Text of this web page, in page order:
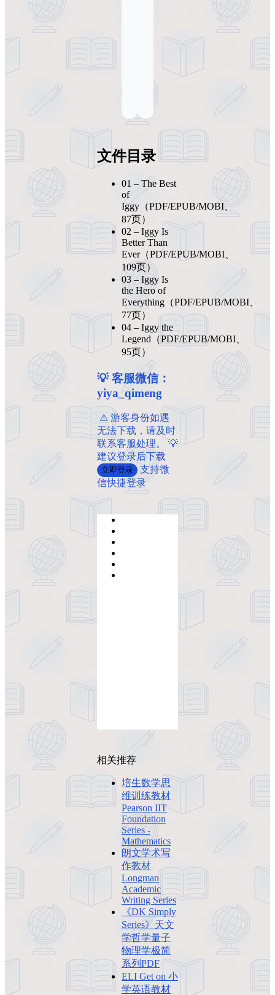
文件目录
01 – The Best
of
Iggy（PDF/EPUB/MOBI、
87页）
02 – Iggy Is
Better Than
Ever（PDF/EPUB/MOBI、
109页）
03 – Iggy Is
the Hero of
Everything（PDF/EPUB/MOBI、
77页）
04 – Iggy the
Legend（PDF/EPUB/MOBI、
95页）
💡 客服微信：
yiya_qimeng
️ ️⚠ 游客身份如遇
无法下载，请及时
联系客服处理。 💡
建议登录后下载
立即登录
支持微
信快捷登录
相关推荐
培生数学思
维训练教材
Pearson IIT
Foundation
Series -
Mathematics
朗文学术写
作教材
Longman
Academic
Writing Series
《DK Simply
Series》天文
学哲学量子
物理学极简
系列PDF
ELI Get on 小
学英语教材